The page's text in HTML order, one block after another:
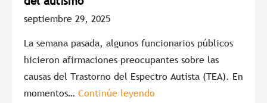
septiembre 29, 2025
La semana pasada, algunos funcionarios públicos
hicieron afirmaciones preocupantes sobre las
causas del Trastorno del Espectro Autista (TEA). En
momentos… Continúe leyendo